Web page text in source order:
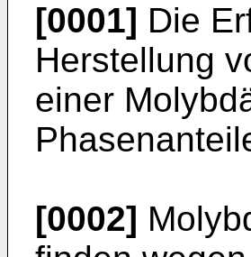
[0001] Die
Herstellung
einer
[0002]